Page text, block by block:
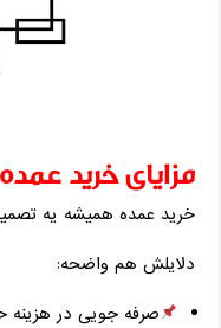
مزایای خرید
خرید عمده همیشه یه
دلایلش هم واضحه:
صرفه‌ جویی در هزینه